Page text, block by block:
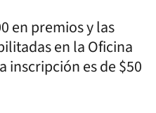
en premios y las
en la Oficina
inscripción es de $50